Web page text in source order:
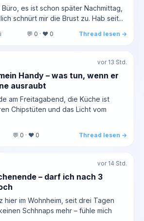
es ist schon später Nachmittag,
schnürt mir die Brust zu. Hab seit...
💬 0 · ❤️ 0 Thread lesen →
vor 13 Std.
Handy – was tun, wenn er
ausraubt
am Freitagabend, die Küche ist
Chipstüten und das Licht vom
💬 0 · ❤️ 0 Thread lesen →
vor 14 Std.
– darf ich nach 3
hier im Wohnheim, seit drei Tagen
Schhnaps mehr – fühle mich